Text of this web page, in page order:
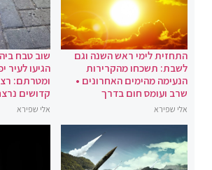
התחזית לימי ראש השנה וגם
לשבת: תשכחו מהקרירות
הנעימה מהימים האחרונים •
שרב ועומס חום בדרך
אלי שפירא
שוב טבח
הגיעו לעיר
ומטרתם:
קדושים
אלי שפירא